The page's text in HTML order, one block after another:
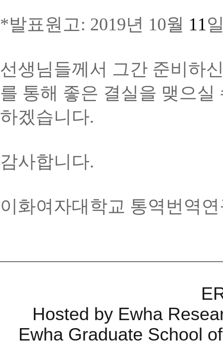
*발표원고: 2019년 10월 11
선생님들께서 그간 준비하
를 통해 좋은 결실을 맺으
하겠습니다.
감사합니다.
이화여자대학교 통역번역
Hosted by Ewha
Ewha Graduate School